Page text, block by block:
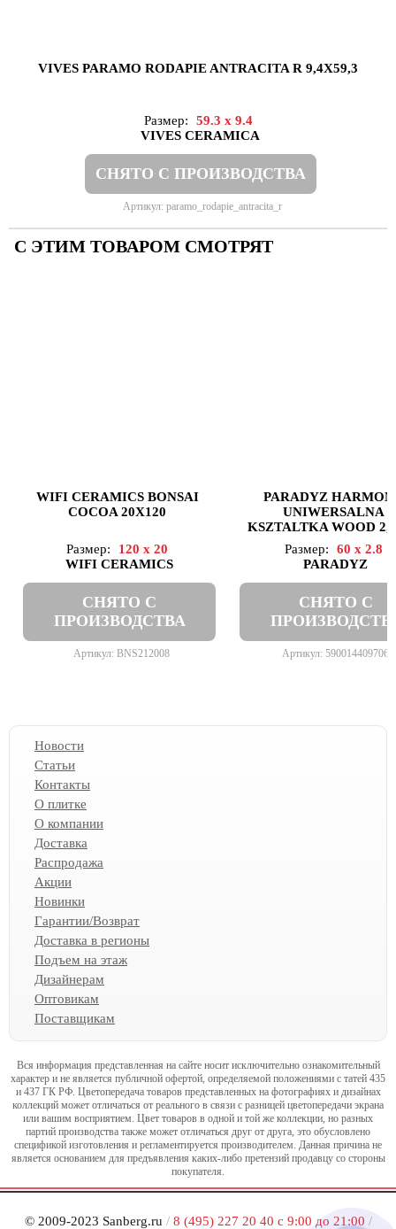
VIVES PARAMO RODAPIE ANTRACITA R 9,4X59,3
Размер:
59.3 x 9.4
VIVES CERAMICA
СНЯТО С ПРОИЗВОДСТВА
Артикул: paramo_rodapie_antracita_r
С ЭТИМ ТОВАРОМ СМОТРЯТ
WIFI CERAMICS BONSAI
COCOA 20X120
Размер:
120 x 20
WIFI CERAMICS
СНЯТО С
ПРОИЗВОДСТВА
Артикул: BNS212008
PARADYZ
UNIWERSALNA
KSZTALTKA WOOD
Размер:
60 x 2.8
PARADYZ
СНЯТО С
Артикул: 5900144097063
Новости
Статьи
Контакты
О плитке
О компании
Доставка
Распродажа
Акции
Новинки
Гарантии/Возврат
Доставка в регионы
Подъем на этаж
Дизайнерам
Оптовикам
Поставщикам
Вся информация представленная на сайте носит исключительно ознакомительный
характер и не является публичной офертой, определяемой положениями с татей 435
и 437 ГК РФ. Цветопередача товаров представленных на фотографиях и дизайнах
коллекций может отличаться от реального в связи с разницей цветопередачи экрана
или вашим восприятием. Цвет товаров в одной и той же коллекции, но разных
партий производства также может отличаться друг от друга, это обусловлено
спецификой изготовления и регламентируется производителем. Данная причина не
является основанием для предъявления каких-либо претензий продавцу со стороны
покупателя.
© 2009-2023 Sanberg.ru / 8 (495) 227 20 40 с 9:00 до 21:00 /